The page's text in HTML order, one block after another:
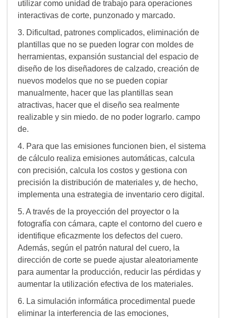
utilizar como unidad de trabajo para operaciones
interactivas de corte, punzonado y marcado.
3. Dificultad, patrones complicados, eliminación de
plantillas que no se pueden lograr con moldes de
herramientas, expansión sustancial del espacio de
diseño de los diseñadores de calzado, creación de
nuevos modelos que no se pueden copiar
manualmente, hacer que las plantillas sean
atractivas, hacer que el diseño sea realmente
realizable y sin miedo. de no poder lograrlo. campo
de.
4. Para que las emisiones funcionen bien, el sistema
de cálculo realiza emisiones automáticas, calcula
con precisión, calcula los costos y gestiona con
precisión la distribución de materiales y, de hecho,
implementa una estrategia de inventario cero digital.
5. A través de la proyección del proyector o la
fotografía con cámara, capte el contorno del cuero e
identifique eficazmente los defectos del cuero.
Además, según el patrón natural del cuero, la
dirección de corte se puede ajustar aleatoriamente
para aumentar la producción, reducir las pérdidas y
aumentar la utilización efectiva de los materiales.
6. La simulación informática procedimental puede
eliminar la interferencia de las emociones,